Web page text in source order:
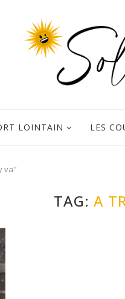
LOINTAIN LES
va"
TAG: A